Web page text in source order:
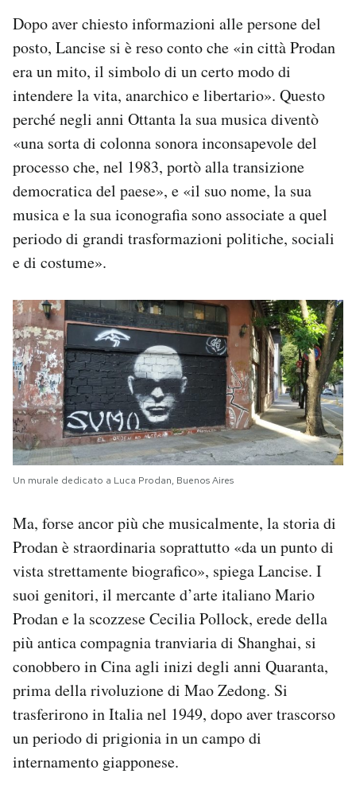
Dopo aver chiesto informazioni alle persone del
posto, Lancise si è reso conto che «in città Prodan
era un mito, il simbolo di un certo modo di
intendere la vita, anarchico e libertario». Questo
perché negli anni Ottanta la sua musica diventò
«una sorta di colonna sonora inconsapevole del
processo che, nel 1983, portò alla transizione
democratica del paese», e «il suo nome, la sua
musica e la sua iconografia sono associate a quel
periodo di grandi trasformazioni politiche, sociali
e di costume».
Un murale dedicato a Luca Prodan, Buenos Aires
Ma, forse ancor più che musicalmente, la storia di
Prodan è straordinaria soprattutto «da un punto di
vista strettamente biografico», spiega Lancise. I
suoi genitori, il mercante d’arte italiano Mario
Prodan e la scozzese Cecilia Pollock, erede della
più antica compagnia tranviaria di Shanghai, si
conobbero in Cina agli inizi degli anni Quaranta,
prima della rivoluzione di Mao Zedong. Si
trasferirono in Italia nel 1949, dopo aver trascorso
un periodo di prigionia in un campo di
internamento giapponese.